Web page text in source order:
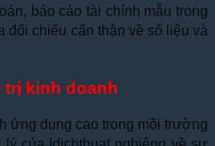
báo cáo tài chính mẫu trong
đối chiếu cẩn thận về số liệu và
trị kinh doanh
ứng dụng cao trong môi trường